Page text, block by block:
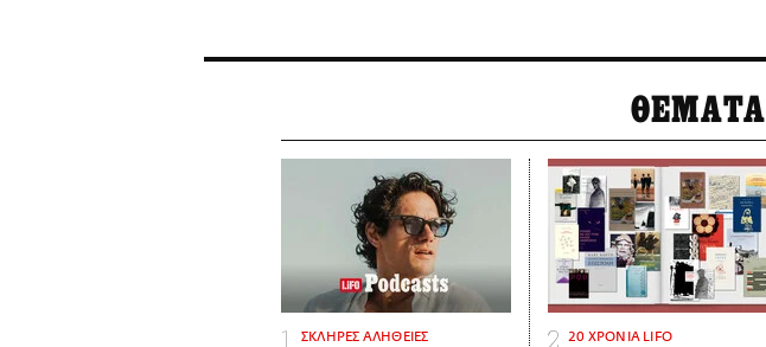
ΘΕΜΑΤΑ
ΣΚΛΗΡΕΣ ΑΛΗΘΕΙΕΣ 20 ΧΡΟΝΙΑ LIFO